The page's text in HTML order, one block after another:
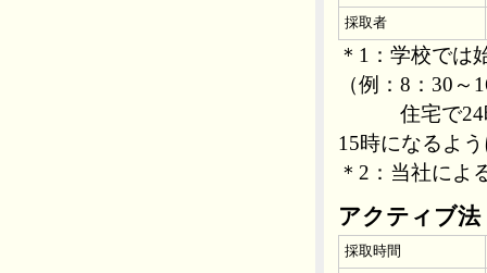
採取者
＊1：学校では
（例：8：30～
住宅で24時
15時になるよ
＊2：当社によ
アクティブ法
採取時間